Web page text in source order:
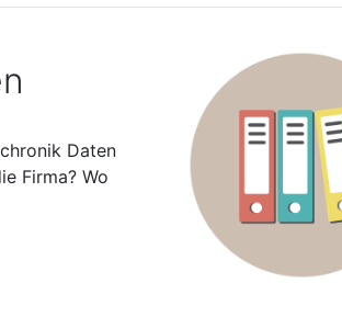
Daten
Firma? Wo